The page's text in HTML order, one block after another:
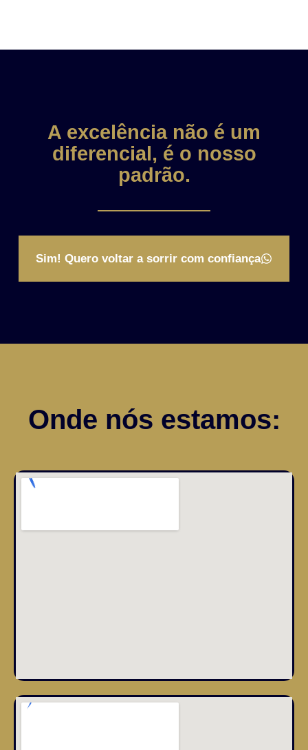
A excelência não é um
diferencial, é o nosso
padrão.
Sim! Quero voltar a sorrir com confiança
Onde nós estamos: